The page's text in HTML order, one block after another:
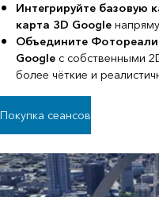
Интегрируйте базовую
карта 3D Google
Объедините
Google с собственными
более чёткие и
Покупка сеансов